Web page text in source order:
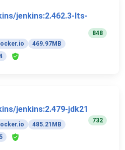
jenkins:2.462.3-lts-
469.97MB
848
jenkins:2.479-jdk21
485.21MB
732